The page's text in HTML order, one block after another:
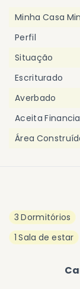
3 Dormitórios
1 Sala de estar
Minha Casa
Perfil
Situação
Escriturado
Averbado
Aceita
Área